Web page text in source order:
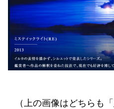
（上の画像はどちらも「